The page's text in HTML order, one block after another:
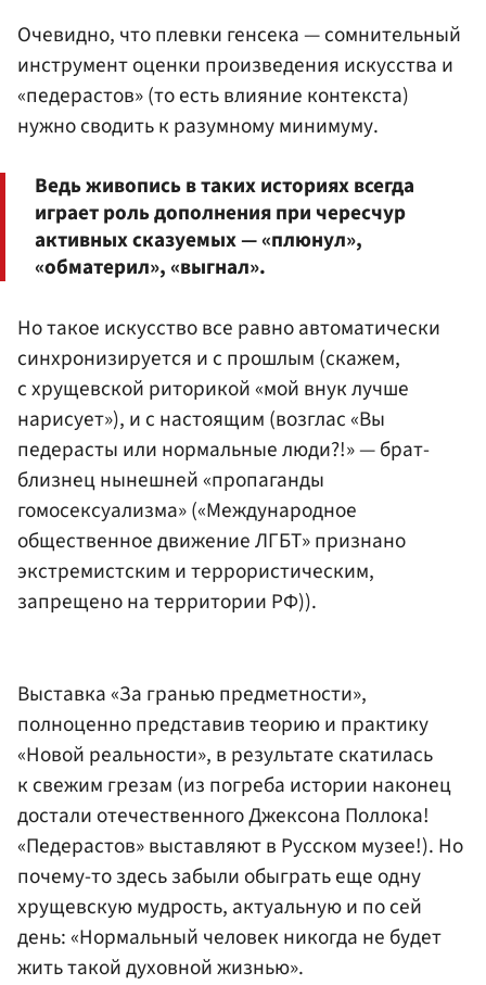
Очевидно, что плевки генсека — сомнительный
инструмент оценки произведения искусства и
«педерастов» (то есть влияние контекста)
нужно сводить к разумному минимуму.
Ведь живопись в таких историях всегда
играет роль дополнения при чересчур
активных сказуемых — «плюнул»,
«обматерил», «выгнал».
Но такое искусство все равно автоматически
синхронизируется и с прошлым (скажем,
с хрущевской риторикой «мой внук лучше
нарисует»), и с настоящим (возглас «Вы
педерасты или нормальные люди?!» — брат-
близнец нынешней «пропаганды
гомосексуализма» («Международное
общественное движение ЛГБТ» признано
экстремистским и террористическим,
запрещено на территории РФ)).
Выставка «За гранью предметности»,
полноценно представив теорию и практику
«Новой реальности», в результате скатилась
к свежим грезам (из погреба истории наконец
достали отечественного Джексона Поллока!
«Педерастов» выставляют в Русском музее!). Но
почему-то здесь забыли обыграть еще одну
хрущевскую мудрость, актуальную и по сей
день: «Нормальный человек никогда не будет
жить такой духовной жизнью».